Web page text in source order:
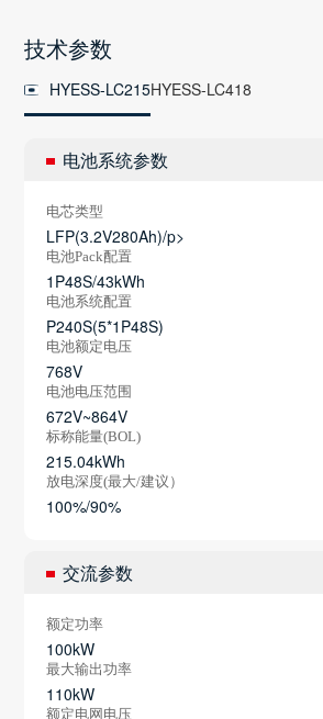
技术参数
HYESS-LC215HYESS-LC418
电池系统参数
电芯类型
LFP(3.2V280Ah)/p>
电池Pack配置
1P48S/43kWh
电池系统配置
P240S(5*1P48S)
电池额定电压
768V
电池电压范围
672V~864V
标称能量(BOL)
215.04kWh
放电深度(最大/建议）
100%/90%
交流参数
额定功率
100kW
最大输出功率
110kW
额定电网电压